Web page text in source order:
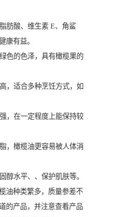
肪酸、维生素 E、角鲨
康有益。
色的色泽，具有橄榄果的
，适合多种烹饪方式，如
，在一定程度上能保持较
，橄榄油更容易被人体消
醇水平、、保护肌肤等。
油种类繁多，质量参差不
的产品，并注意查看产品